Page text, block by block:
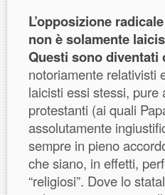
L’opposizione
non è solamente
Questi sono diventati
notoriamente relativisti
laicisti essi stessi,
protestanti (ai quali
assolutamente
sempre in pieno
che siano, in effetti,
“religiosi”. Dove lo